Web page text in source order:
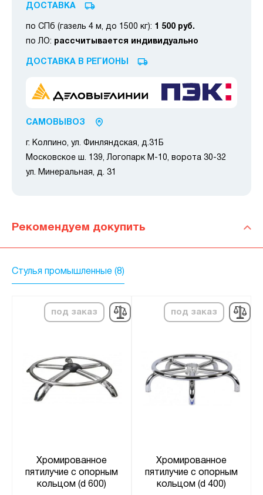
ДОСТАВКА
по СПб (газель 4 м, до 1500 кг): 1 500 руб.
по ЛО: рассчитывается индивидуально
ДОСТАВКА В РЕГИОНЫ
САМОВЫВОЗ
г. Колпино, ул. Финляндская, д.31Б
Московское ш. 139, Логопарк М-10, ворота 30-32
ул. Минеральная, д. 31
Рекомендуем докупить
Стулья промышленные (8)
под заказ
Хромированное
пятилучие с опорным
кольцом (d 600)
под заказ
Хромированное
пятилучие с опорным
кольцом (d 400)